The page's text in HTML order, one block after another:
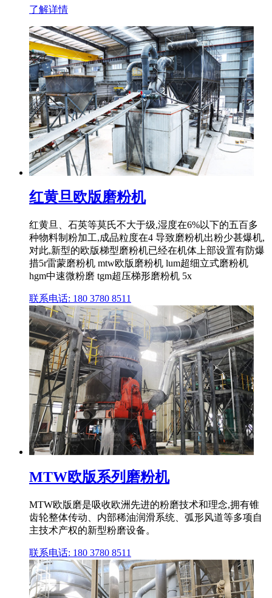
了解详情
红黄旦欧版磨粉机
红黄旦、石英等莫氏不大于级,湿度在6%以下的五百多
种物料制粉加工,成品粒度在4 导致磨粉机出粉少甚爆机,
对此,新型的欧版梯型磨粉机已经在机体上部设置有防爆
措5r雷蒙磨粉机 mtw欧版磨粉机 lum超细立式磨粉机
hgm中速微粉磨 tgm超压梯形磨粉机 5x
联系电话: 180 3780 8511
MTW欧版系列磨粉机
MTW欧版磨是吸收欧洲先进的粉磨技术和理念,拥有锥
齿轮整体传动、内部稀油润滑系统、弧形风道等多项自
主技术产权的新型粉磨设备。
联系电话: 180 3780 8511